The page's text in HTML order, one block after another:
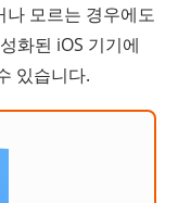
모르는 경우에도
화된 iOS 기기에
있습니다.